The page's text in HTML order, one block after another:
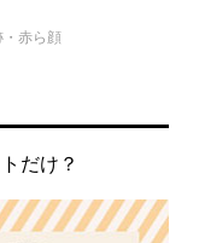
・赤ら顔
だけ？